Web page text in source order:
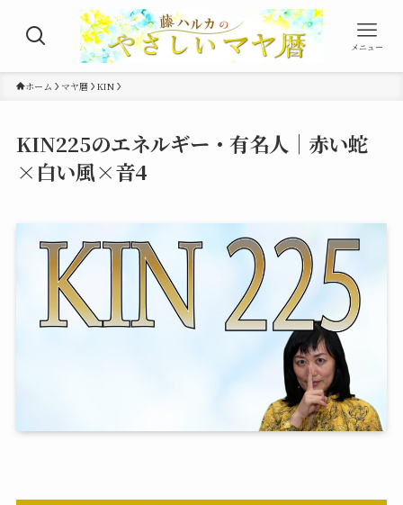
メニュー
ホーム マヤ暦 KIN
KIN225のエネルギー・有名人｜赤い蛇
×白い風×音4